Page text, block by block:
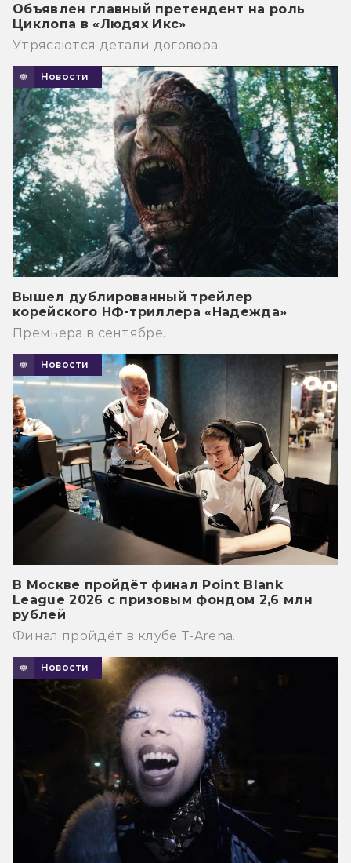
Объявлен главный претендент на роль
Циклопа в «Людях Икс»
Утрясаются детали договора.
Новости
Вышел дублированный трейлер
корейского НФ-триллера «Надежда»
Премьера в сентябре.
Новости
В Москве пройдёт финал Point Blank
League 2026 с призовым фондом 2,6 млн
рублей
Финал пройдёт в клубе T-Arena.
Новости